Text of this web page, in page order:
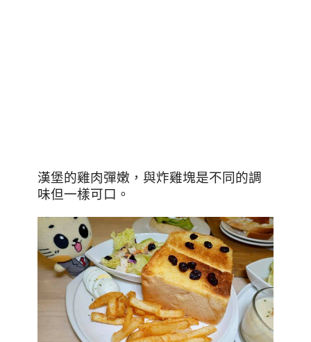
漢堡的雞肉彈嫩，與炸雞塊是不同的調
味但一樣可口。